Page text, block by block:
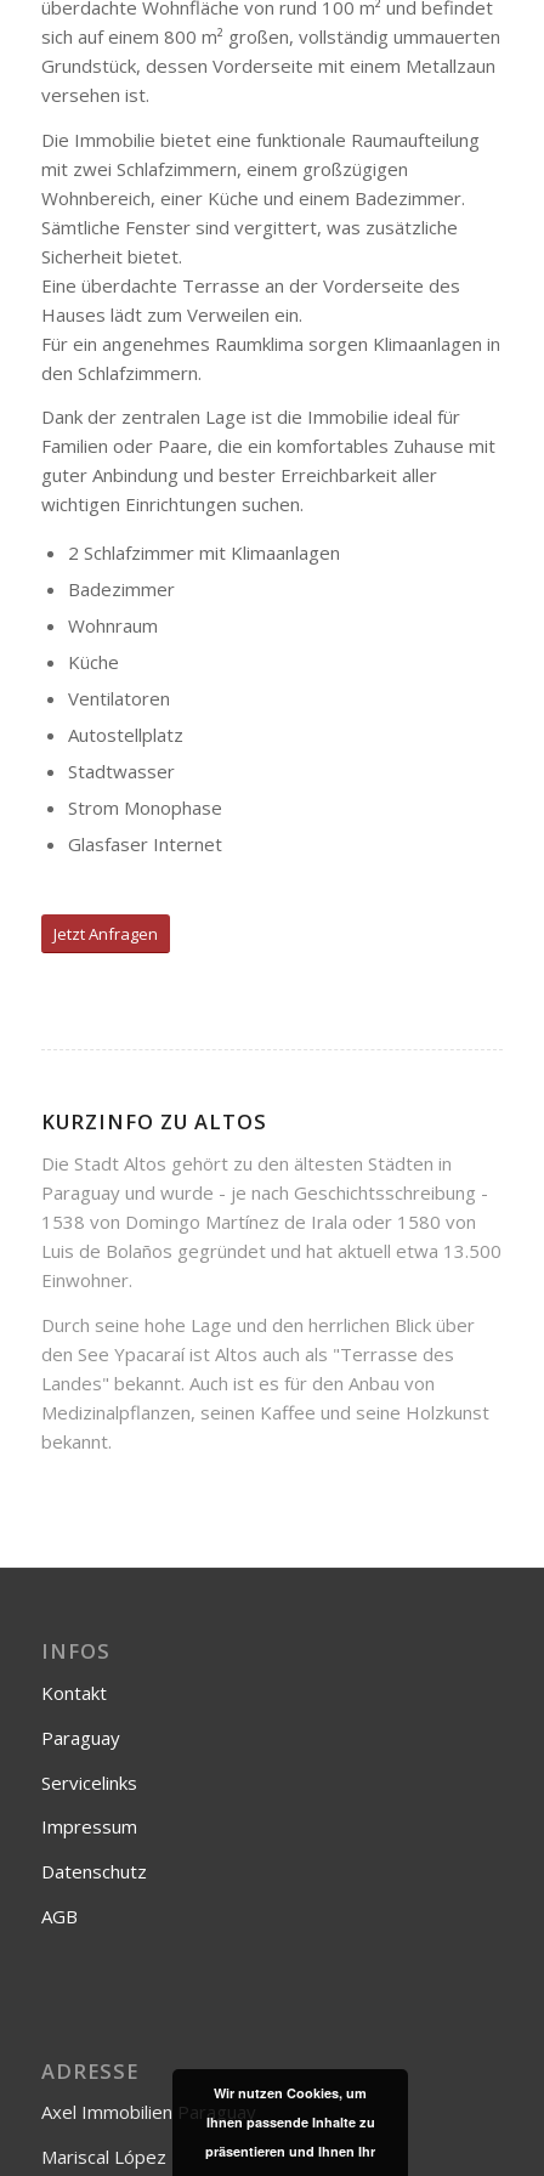
überdachte Wohnfläche von rund 100 m² und befindet
sich auf einem 800 m² großen, vollständig ummauerten
Grundstück, dessen Vorderseite mit einem Metallzaun
versehen ist.
Die Immobilie bietet eine funktionale Raumaufteilung
mit zwei Schlafzimmern, einem großzügigen
Wohnbereich, einer Küche und einem Badezimmer.
Sämtliche Fenster sind vergittert, was zusätzliche
Sicherheit bietet.
Eine überdachte Terrasse an der Vorderseite des
Hauses lädt zum Verweilen ein.
Für ein angenehmes Raumklima sorgen Klimaanlagen in
den Schlafzimmern.
Dank der zentralen Lage ist die Immobilie ideal für
Familien oder Paare, die ein komfortables Zuhause mit
guter Anbindung und bester Erreichbarkeit aller
wichtigen Einrichtungen suchen.
2 Schlafzimmer mit Klimaanlagen
Badezimmer
Wohnraum
Küche
Ventilatoren
Autostellplatz
Stadtwasser
Strom Monophase
Glasfaser Internet
Jetzt Anfragen
KURZINFO ZU ALTOS
Die Stadt Altos gehört zu den ältesten Städten in
Paraguay und wurde - je nach Geschichtsschreibung -
1538 von Domingo Martínez de Irala oder 1580 von
Luis de Bolaños gegründet und hat aktuell etwa 13.500
Einwohner.
Durch seine hohe Lage und den herrlichen Blick über
den See Ypacaraí ist Altos auch als "Terrasse des
Landes" bekannt. Auch ist es für den Anbau von
Medizinalpflanzen, seinen Kaffee und seine Holzkunst
bekannt.
INFOS
Kontakt
Paraguay
Servicelinks
Impressum
Datenschutz
AGB
ADRESSE
Axel Immobilien Paraguay
Mariscal López
Wir nutzen Cookies, um
Ihnen passende Inhalte zu
präsentieren und Ihnen Ihr